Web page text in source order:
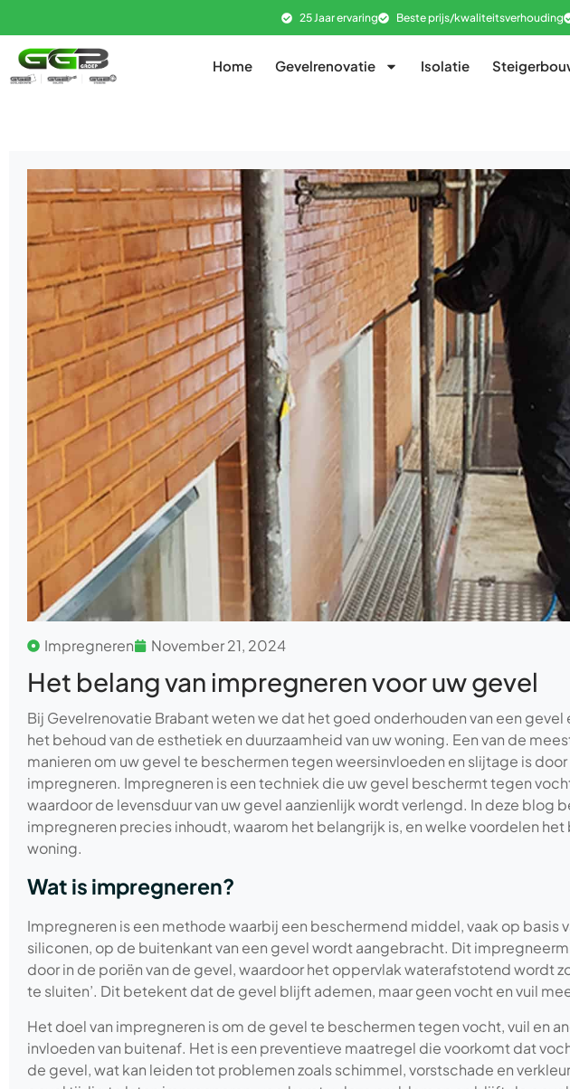
25 Jaar ervaring Beste prijs/kwaliteitsverhouding
Home Gevelrenovatie Isolatie
Impregneren November 21, 2024
Het belang van impregneren voor uw gevel
Bij Gevelrenovatie Brabant weten we dat het goed onderhouden van een gevel
het behoud van de esthetiek en duurzaamheid van uw woning. Een van de
manieren om uw gevel te beschermen tegen weersinvloeden en slijtage is
impregneren. Impregneren is een techniek die uw gevel beschermt tegen
waardoor de levensduur van uw gevel aanzienlijk wordt verlengd. In deze blog
impregneren precies inhoudt, waarom het belangrijk is, en welke voordelen het
woning.
Wat is impregneren?
Impregneren is een methode waarbij een beschermend middel, vaak op basis
siliconen, op de buitenkant van een gevel wordt aangebracht. Dit
door in de poriën van de gevel, waardoor het oppervlak waterafstotend wordt
te sluiten’. Dit betekent dat de gevel blijft ademen, maar geen vocht en vuil
Het doel van impregneren is om de gevel te beschermen tegen vocht, vuil en
invloeden van buitenaf. Het is een preventieve maatregel die voorkomt dat
de gevel, wat kan leiden tot problemen zoals schimmel, vorstschade en